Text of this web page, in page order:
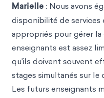
Marielle : Nous avons
disponibilité de services
appropriés pour gérer la
enseignants est assez
qu'ils doivent souvent
stages simultanés sur le
Les futurs enseignants